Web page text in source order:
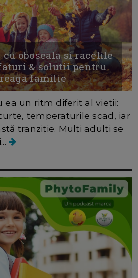
cu oboseala si racelile
& solutii pentru
familie
ea un ritm diferit al vieții:
temperaturile scad, iar
tranziție. Mulți adulți se